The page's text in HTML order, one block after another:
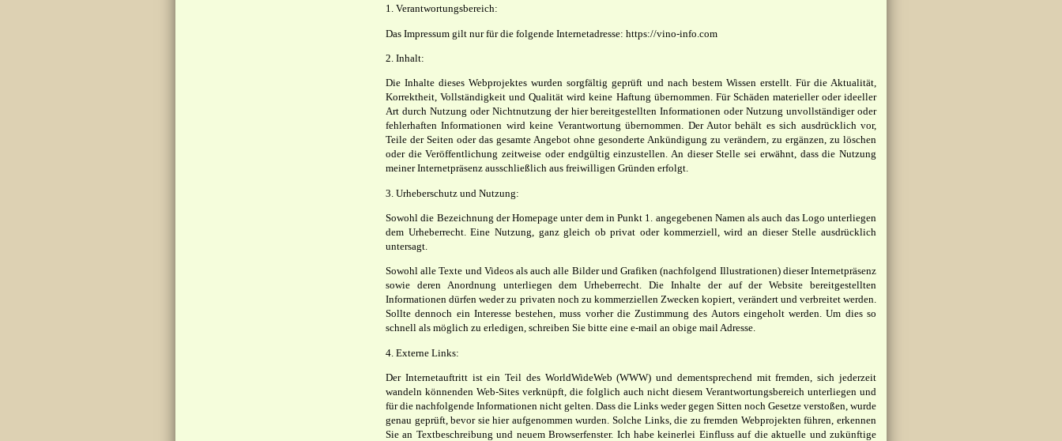
1. Verantwortungsbereich:
Das Impressum gilt nur für die folgende Internetadresse: https://vino-info.com
2. Inhalt:
Die Inhalte dieses Webprojektes wurden sorgfältig geprüft und nach bestem Wissen erstellt. Für die Aktualität,
Korrektheit, Vollständigkeit und Qualität wird keine Haftung übernommen. Für Schäden materieller oder ideeller
Art durch Nutzung oder Nichtnutzung der hier bereitgestellten Informationen oder Nutzung unvollständiger oder
fehlerhaften Informationen wird keine Verantwortung übernommen. Der Autor behält es sich ausdrücklich vor,
Teile der Seiten oder das gesamte Angebot ohne gesonderte Ankündigung zu verändern, zu ergänzen, zu löschen
oder die Veröffentlichung zeitweise oder endgültig einzustellen. An dieser Stelle sei erwähnt, dass die Nutzung
meiner Internetpräsenz ausschließlich aus freiwilligen Gründen erfolgt.
3. Urheberschutz und Nutzung:
Sowohl die Bezeichnung der Homepage unter dem in Punkt 1. angegebenen Namen als auch das Logo unterliegen
dem Urheberrecht. Eine Nutzung, ganz gleich ob privat oder kommerziell, wird an dieser Stelle ausdrücklich
untersagt.
Sowohl alle Texte und Videos als auch alle Bilder und Grafiken (nachfolgend Illustrationen) dieser Internetpräsenz
sowie deren Anordnung unterliegen dem Urheberrecht. Die Inhalte der auf der Website bereitgestellten
Informationen dürfen weder zu privaten noch zu kommerziellen Zwecken kopiert, verändert und verbreitet werden.
Sollte dennoch ein Interesse bestehen, muss vorher die Zustimmung des Autors eingeholt werden. Um dies so
schnell als möglich zu erledigen, schreiben Sie bitte eine e-mail an obige mail Adresse.
4. Externe Links:
Der Internetauftritt ist ein Teil des WorldWideWeb (WWW) und dementsprechend mit fremden, sich jederzeit
wandeln könnenden Web-Sites verknüpft, die folglich auch nicht diesem Verantwortungsbereich unterliegen und
für die nachfolgende Informationen nicht gelten. Dass die Links weder gegen Sitten noch Gesetze verstoßen, wurde
genau geprüft, bevor sie hier aufgenommen wurden. Solche Links, die zu fremden Webprojekten führen, erkennen
Sie an Textbeschreibung und neuem Browserfenster. Ich habe keinerlei Einfluss auf die aktuelle und zukünftige